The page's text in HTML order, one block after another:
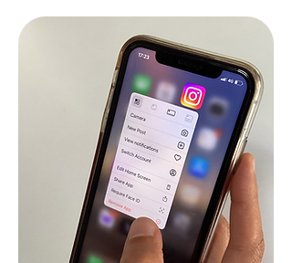
despertar en acciones
concretas para recuperar
el control sobre nuestro
tiempo, nuestra atención
y nuestras decisiones.